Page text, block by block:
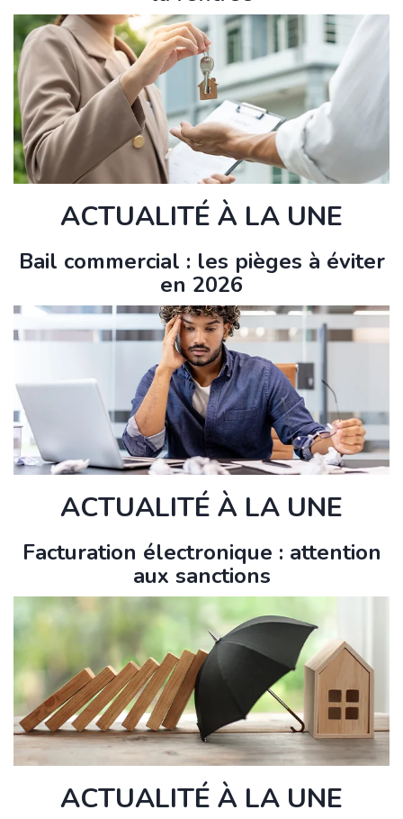
ACTUALITÉ À LA UNE
Bail commercial : les pièges à éviter
en 2026
ACTUALITÉ À LA UNE
Facturation électronique : attention
aux sanctions
ACTUALITÉ À LA UNE